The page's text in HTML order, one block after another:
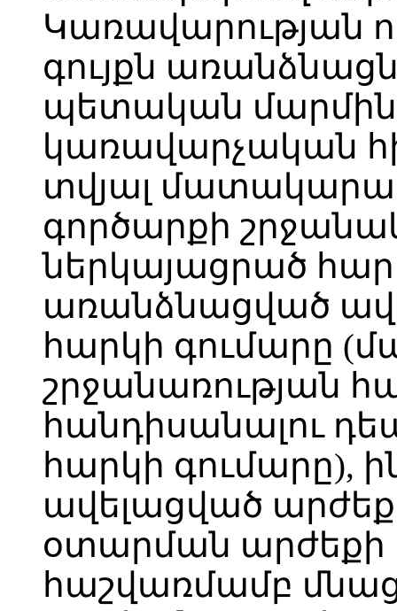
Կառավարության
գույքն
պետական
կառավարչական
տվյալ
գործարքի
ներկայացրած
առանձնացված
հարկի գումարը
շրջանառության
հանդիսանալու
հարկի գումարը),
ավելացված
օտարման արժեքի
հաշվառմամբ